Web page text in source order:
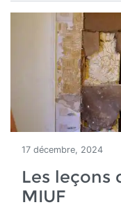
17 décembre, 2024
Les leçons
MIUF